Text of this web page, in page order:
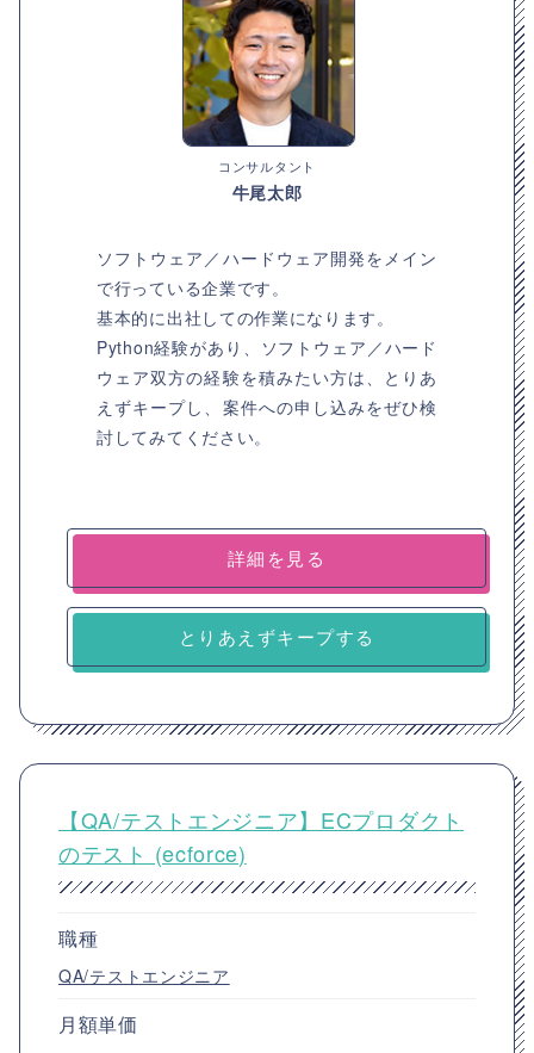
コンサルタント
牛尾太郎
ソフトウェア／ハードウェア開発をメイン
で行っている企業です。
基本的に出社しての作業になります。
Python経験があり、ソフトウェア／ハード
ウェア双方の経験を積みたい方は、とりあ
えずキープし、案件への申し込みをぜひ検
討してみてください。
詳細を見る
とりあえずキープする
【QA/テストエンジニア】ECプロダクト
のテスト (ecforce)
職種
QA/テストエンジニア
月額単価